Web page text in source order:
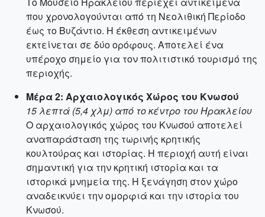
που χρονολογούνται από τη Νεολιθική Περίοδο
έως το Βυζάντιο. Η έκθεση αντικειμένων
εκτείνεται σε δύο ορόφους. Αποτελεί ένα
υπέροχο σημείο για τον πολιτιστικό τουρισμό της
περιοχής.
Μέρα 2: Αρχαιολογικός Χώρος του Κνωσού
15 λεπτά (5,4 χλμ) από το κέντρο του Ηρακλείου
Ο αρχαιολογικός χώρος του Κνωσού αποτελεί
αναπαράσταση της τωρινής κρητικής
κουλτούρας και ιστορίας. Η περιοχή αυτή είναι
σημαντική για την κρητική ιστορία και τα
ιστορικά μνημεία της. Η ξενάγηση στον χώρο
αναδεικνύει την ομορφιά και την ιστορία του
Κνωσού.